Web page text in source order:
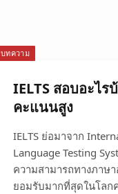
บทความ
IELTS สอบอะไร
คะแนนสูง
IELTS ย่อมาจาก
Language Testing
ความสามารถทางภาษ
ยอมรับมากที่สุดในโลก